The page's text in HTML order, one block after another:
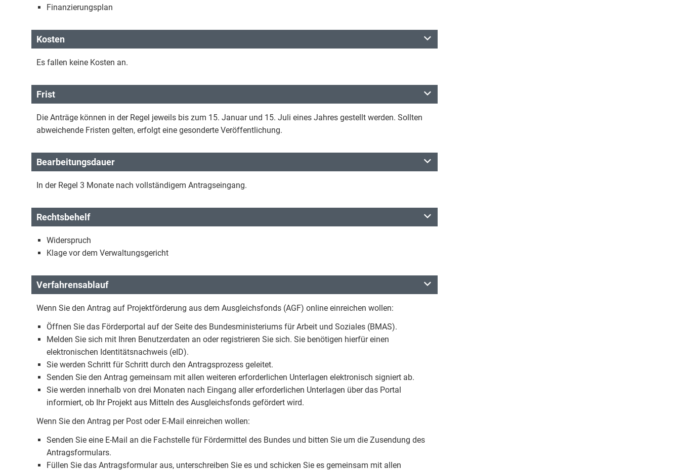
Finanzierungsplan
Kosten
Es fallen keine Kosten an.
Frist
Die Anträge können in der Regel jeweils bis zum 15. Januar und 15. Juli eines Jahres gestellt werden. Sollten
abweichende Fristen gelten, erfolgt eine gesonderte Veröffentlichung.
Bearbeitungsdauer
In der Regel 3 Monate nach vollständigem Antragseingang.
Rechtsbehelf
Widerspruch
Klage vor dem Verwaltungsgericht
Verfahrensablauf
Wenn Sie den Antrag auf Projektförderung aus dem Ausgleichsfonds (AGF) online einreichen wollen:
Öffnen Sie das Förderportal auf der Seite des Bundesministeriums für Arbeit und Soziales (BMAS).
Melden Sie sich mit Ihren Benutzerdaten an oder registrieren Sie sich. Sie benötigen hierfür einen
elektronischen Identitätsnachweis (eID).
Sie werden Schritt für Schritt durch den Antragsprozess geleitet.
Senden Sie den Antrag gemeinsam mit allen weiteren erforderlichen Unterlagen elektronisch signiert ab.
Sie werden innerhalb von drei Monaten nach Eingang aller erforderlichen Unterlagen über das Portal
informiert, ob Ihr Projekt aus Mitteln des Ausgleichsfonds gefördert wird.
Wenn Sie den Antrag per Post oder E-Mail einreichen wollen:
Senden Sie eine E-Mail an die Fachstelle für Fördermittel des Bundes und bitten Sie um die Zusendung des
Antragsformulars.
Füllen Sie das Antragsformular aus, unterschreiben Sie es und schicken Sie es gemeinsam mit allen